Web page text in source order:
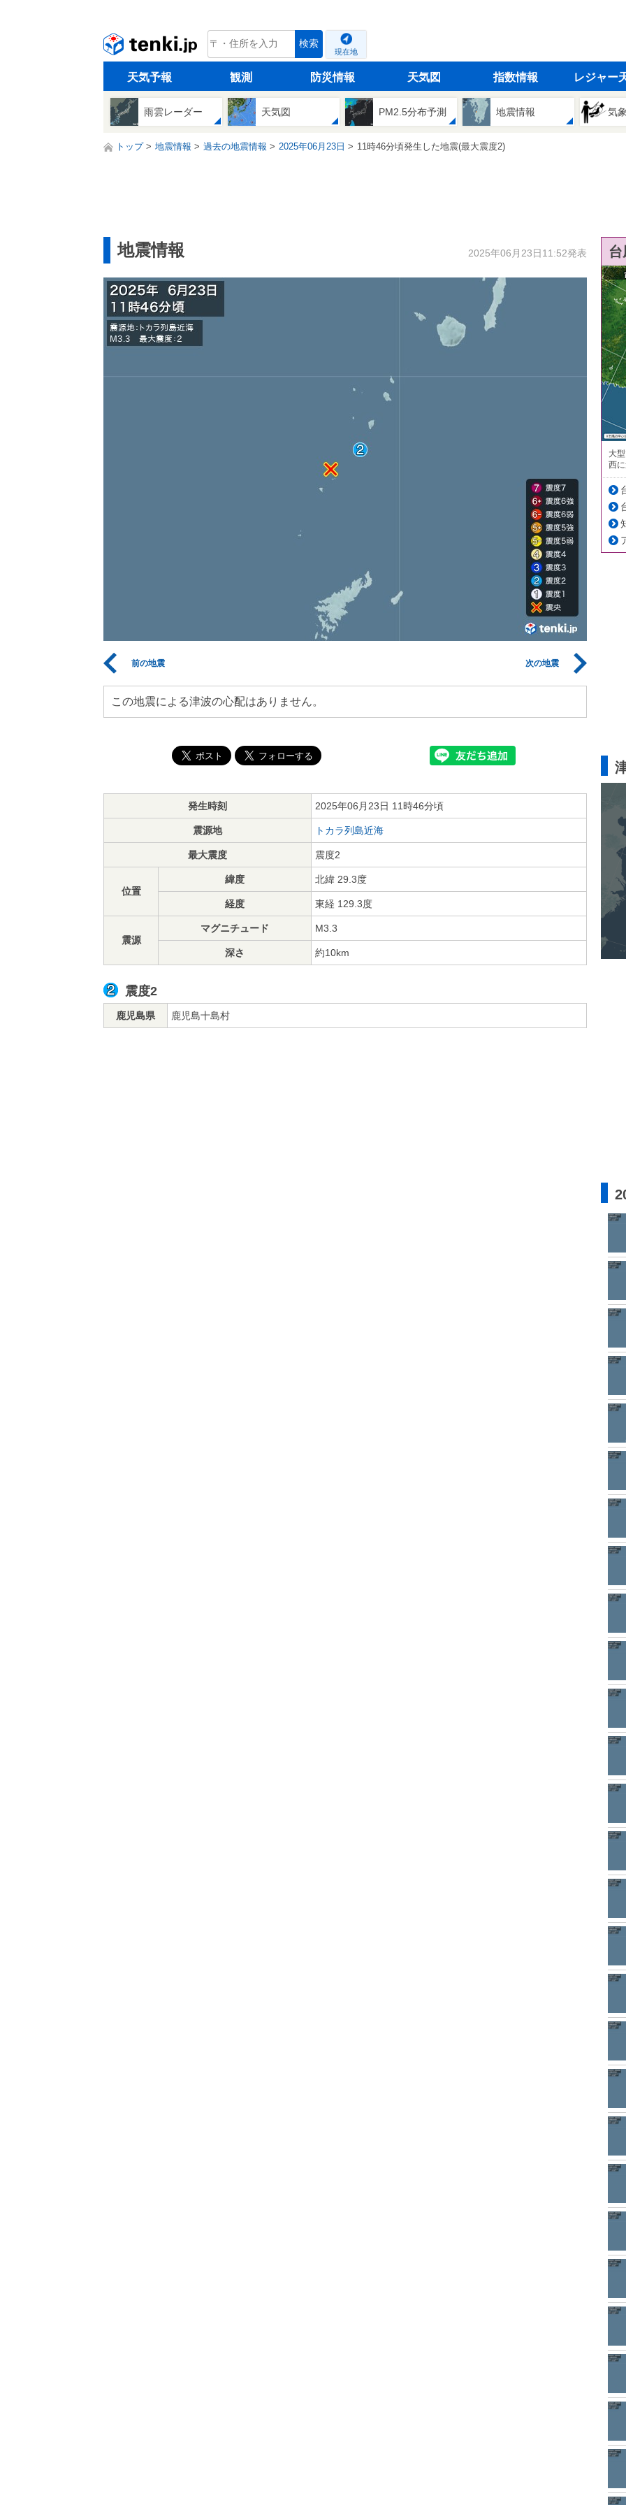
tenki.jp 検索
現在地
天気予報 観測 防災情報 天気図 指数情報 レジャー
雨雲レーダー 天気図 PM2.5分布予測 地震情報 気
トップ 地震情報 過去の地震情報 2025年06月23日 11時46分頃発生した地震(最大震度2)
地震情報 2025年06月23日11:52発表
前の地震 次の地震
この地震による津波の心配はありません。
発生時刻 2025年06月23日 11時46分頃
震源地 トカラ列島近海
最大震度 震度2
位置
緯度 北緯 29.3度
経度 東経 129.3度
震源
マグニチュード M3.3
深さ 約10km
震度2
鹿児島県 鹿児島十島村
大
西